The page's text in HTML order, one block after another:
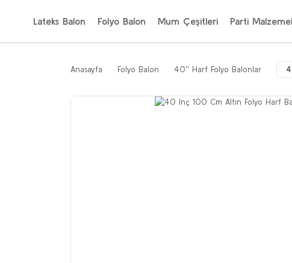
Lateks Balon Folyo Balon Mum Çeşitleri Parti
Anasayfa Folyo Balon 40'' Harf Folyo Balonlar